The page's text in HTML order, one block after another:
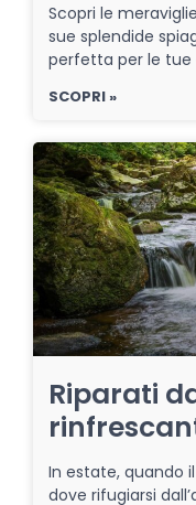
Scopri le
sue splendide
perfetta per le tue
SCOPRI »
Riparati
In estate, quando
dove rifugiarsi